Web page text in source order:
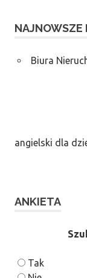
NAJNOWSZE
Biura
angielski dla
ANKIETA
Tak